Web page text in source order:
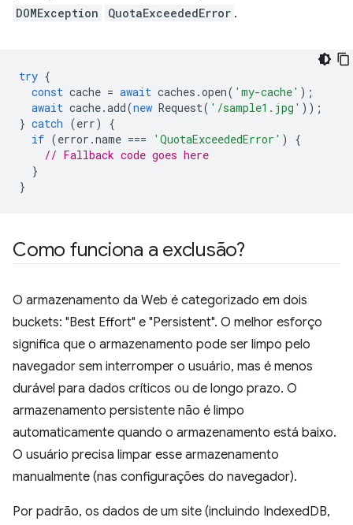
DOMException QuotaExceededError .
try {
const cache = await caches .open( 'my-cache' );
await cache.add(new Request( '/sample1.jpg' ));
} catch (err)
{
if (error .name === 'QuotaExceededError' )
{
// Fallback code goes here
}
}
Como funciona a exclusão?
O armazenamento da Web é categorizado em dois
buckets: "Best Effort" e "Persistent". O melhor esforço
significa que o armazenamento pode ser limpo pelo
navegador sem interromper o usuário, mas é menos
durável para dados críticos ou de longo prazo. O
armazenamento persistente não é limpo
automaticamente quando o armazenamento está baixo.
O usuário precisa limpar esse armazenamento
manualmente (nas configurações do navegador).
Por padrão, os dados de um site (incluindo IndexedDB,